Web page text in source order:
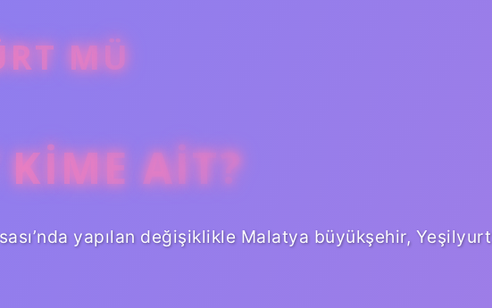
MÜ
KIME AIT?
yapılan değişiklikle Malatya büyükşehir, Yeşilyurt